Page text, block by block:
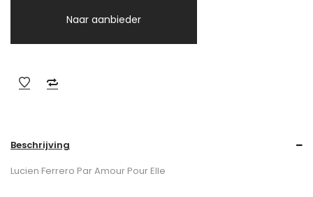
Naar aanbieder
Beschrijving
Lucien Ferrero Par Amour Pour Elle